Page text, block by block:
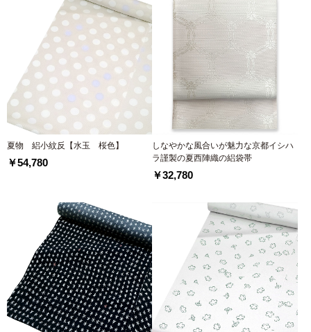
夏物 絽小紋反【水玉 桜色】
￥54,780
しなやかな風合いが魅力な京都イシハ
ラ謹製の夏西陣織の絽袋帯
￥32,780